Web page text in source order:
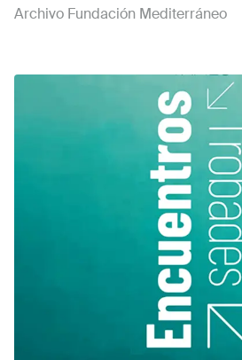
Archivo Fundación Mediterráneo